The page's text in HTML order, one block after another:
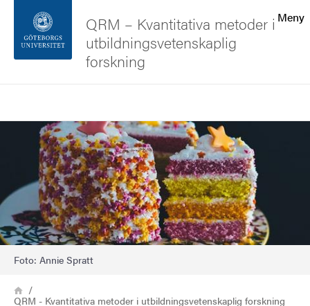
Sidfoten
Om webbplatsen
Meny
QRM – Kvantitativa metoder i
utbildningsvetenskaplig
forskning
Bild
Foto: Annie Spratt
Länkstig
Hem
QRM - Kvantitativa metoder i utbildningsvetenskaplig forskning